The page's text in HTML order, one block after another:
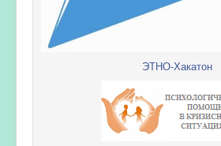
ЭТНО-Хакатон